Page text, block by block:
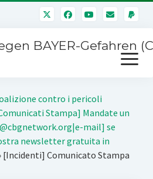
BAYER-Gefahren
Menü
öffnen
contro i pericoli
Stampa] Mandate un
mail] se
newsletter gratuita in
[Incidenti] Comunicato Stampa